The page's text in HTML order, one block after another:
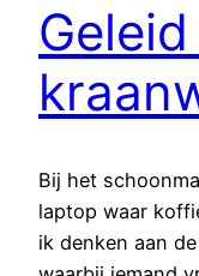
Bij het
laptop waar
ik denken aan